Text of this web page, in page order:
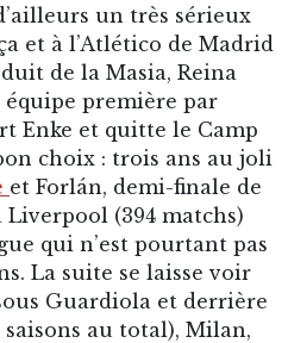
un très sérieux
et à l’Atlético de Madrid
de la Masia, Reina
première par
Enke et quitte le Camp
choix : trois ans au joli
et Forlán, demi-finale de
Liverpool (394 matchs)
qui n’est pourtant pas
La suite se laisse voir
Guardiola et derrière
au total), Milan,